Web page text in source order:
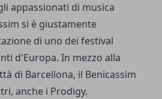
appassionati di musica
si è giustamente
di uno dei festival
d'Europa. In mezzo alla
di Barcellona, il Benicassim
anche i Prodigy.